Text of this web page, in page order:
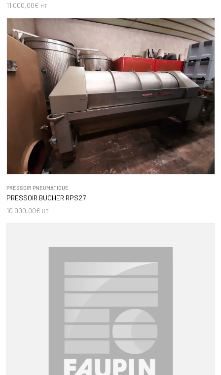
11 000,00€ HT
PRESSOIR PNEUMATIQUE
PRESSOIR BUCHER RPS27
10 000,00€ HT